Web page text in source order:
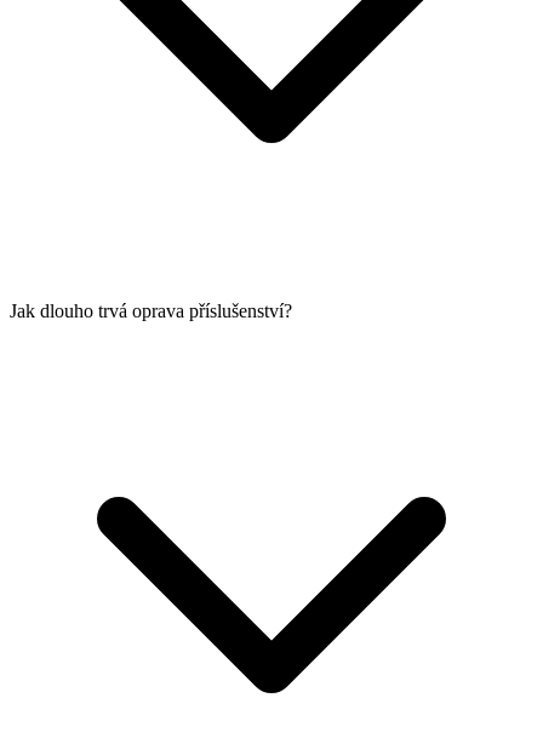
Jak dlouho trvá oprava příslušenství?